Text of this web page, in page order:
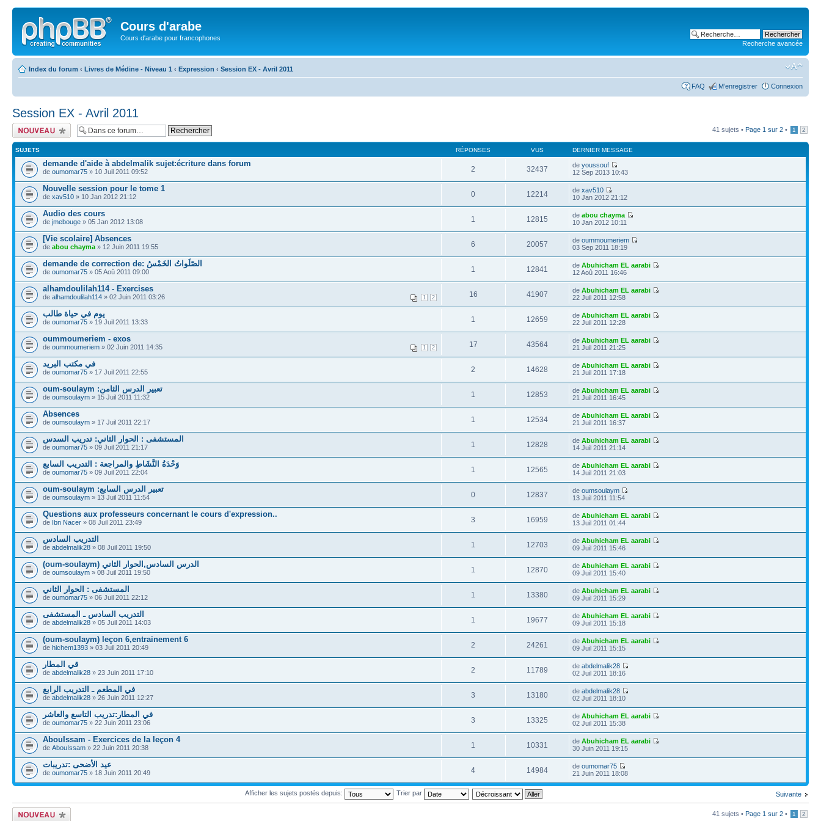
Cours d'arabe
Cours d'arabe pour francophones
Recherche avancée
Index du forum ‹ Livres de Médine - Niveau 1 ‹ Expression ‹ Session EX - Avril 2011
FAQ M’enregistrer Connexion
Session EX - Avril 2011
Ecrire un nouveau
sujet
41 sujets • Page 1 sur 2 • 1 2
SUJETS RÉPONSES VUS DERNIER MESSAGE
demande d'aide à abdelmalik sujet:écriture dans forum
de oumomar75 » 10 Juil 2011 09:52 2 32437 deyoussouf
12 Sep 2013 10:43
Nouvelle session pour le tome 1
de xav510 » 10 Jan 2012 21:12 0 12214 dexav510
10 Jan 2012 21:12
Audio des cours
de jmebouge » 05 Jan 2012 13:08 1 12815 deabou chayma
10 Jan 2012 10:11
[Vie scolaire] Absences
de abou chayma » 12 Juin 2011 19:55 6 20057 deoummoumeriem
03 Sep 2011 18:19
demande de correction de: الصّلَواتُ الخَمْسُ
de oumomar75 » 05 Aoû 2011 09:00 1 12841 deAbuhicham EL aarabi
12 Aoû 2011 16:46
alhamdoulilah114 - Exercises
1 2
de alhamdoulilah114 » 02 Juin 2011 03:26 16 41907 deAbuhicham EL aarabi
22 Juil 2011 12:58
يوم في حياة طالب
de oumomar75 » 19 Juil 2011 13:33 1 12659 deAbuhicham EL aarabi
22 Juil 2011 12:28
oummoumeriem - exos
1 2
de oummoumeriem » 02 Juin 2011 14:35 17 43564 deAbuhicham EL aarabi
21 Juil 2011 21:25
في مكتب البريد
de oumomar75 » 17 Juil 2011 22:55 2 14628 deAbuhicham EL aarabi
21 Juil 2011 17:18
oum-soulaym :تعبير الدرس الثامن
de oumsoulaym » 15 Juil 2011 11:32 1 12853 deAbuhicham EL aarabi
21 Juil 2011 16:45
Absences
de oumsoulaym » 17 Juil 2011 22:17 1 12534 deAbuhicham EL aarabi
21 Juil 2011 16:37
المستشفى : الحوار الثاني: تدريب السدس
de oumomar75 » 09 Juil 2011 21:17 1 12828 deAbuhicham EL aarabi
14 Juil 2011 21:14
وَحْدَةُ النَّشَاطِ والمراجعة : التدريب السابع
de oumomar75 » 09 Juil 2011 22:04 1 12565 deAbuhicham EL aarabi
14 Juil 2011 21:03
oum-soulaym :تعبير الدرس السابع
de oumsoulaym » 13 Juil 2011 11:54 0 12837 deoumsoulaym
13 Juil 2011 11:54
Questions aux professeurs concernant le cours d'expression..
de Ibn Nacer » 08 Juil 2011 23:49 3 16959 deAbuhicham EL aarabi
13 Juil 2011 01:44
التدريب السادس
de abdelmalik28 » 08 Juil 2011 19:50 1 12703 deAbuhicham EL aarabi
09 Juil 2011 15:46
(oum-soulaym) الدرس السادس,الحوار الثاني
de oumsoulaym » 08 Juil 2011 19:50 1 12870 deAbuhicham EL aarabi
09 Juil 2011 15:40
المستشفى : الحوار الثاني
de oumomar75 » 06 Juil 2011 22:12 1 13380 deAbuhicham EL aarabi
09 Juil 2011 15:29
التدريب السادس ـ المستشفى
de abdelmalik28 » 05 Juil 2011 14:03 1 19677 deAbuhicham EL aarabi
09 Juil 2011 15:18
(oum-soulaym) leçon 6,entrainement 6
de hichem1393 » 03 Juil 2011 20:49 2 24261 deAbuhicham EL aarabi
09 Juil 2011 15:15
قي المطار
de abdelmalik28 » 23 Juin 2011 17:10 2 11789 deabdelmalik28
02 Juil 2011 18:16
في المطعم ـ التدريب الرابع
de abdelmalik28 » 26 Juin 2011 12:27 3 13180 deabdelmalik28
02 Juil 2011 18:10
في المطار:تدريب التاسع والعاشر
de oumomar75 » 22 Juin 2011 23:06 3 13325 deAbuhicham EL aarabi
02 Juil 2011 15:38
AbouIssam - Exercices de la leçon 4
de AbouIssam » 22 Juin 2011 20:38 1 10331 deAbuhicham EL aarabi
30 Juin 2011 19:15
عيد الأضحى :تدريبات
de oumomar75 » 18 Juin 2011 20:49 4 14984 deoumomar75
21 Juin 2011 18:08
Suivante
Afficher les sujets postés depuis: Trier par
Ecrire un nouveau
sujet
41 sujets • Page 1 sur 2 • 1 2